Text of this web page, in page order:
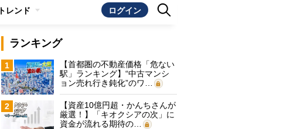
トレンド ログイン
ランキング
1
【首都圏の不動産価格「危ない
駅」ランキング】“中古マンシ
ョン売れ行き鈍化”のワ…
2
【資産10億円超・かんちさんが
厳選！】「キオクシアの次」に
資金が流れる期待の…